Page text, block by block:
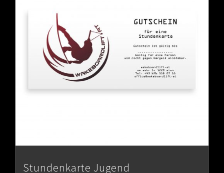
Stundenkarte Jugend